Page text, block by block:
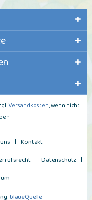
Versandkosten, wenn nicht
Kontakt
Datenschutz
blaueQuelle